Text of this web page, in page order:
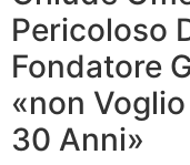
Pericoloso
Fondatore
«non
30 Anni»